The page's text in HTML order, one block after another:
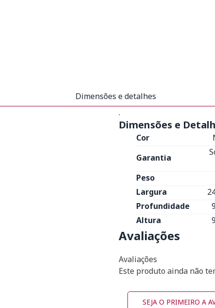
Dimensões e detalhes
.
Dimensões e
Cor
Garantia
Peso
Largura
Profundidade
Altura
Avaliações
Avaliações
Este produto ainda não
SEJA O PRIMEIRO A